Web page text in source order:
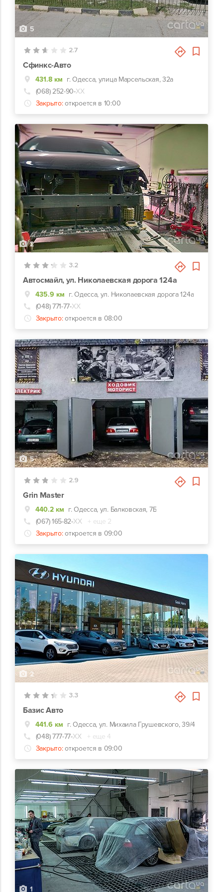
5
2.7
Сфинкс-Авто
431.8 км г. Одесса, улица Марсельская, 32а
(068) 252-90-ХХ
Закрыто: откроется в 10:00
2
3.2
Автосмайл, ул. Николаевская дорога 124а
435.9 км г. Одесса, ул. Николаевская дорога 124а
(048) 771-77-ХХ
Закрыто: откроется в 08:00
5
2.9
Grin Master
440.2 км г. Одесса, ул. Балковская, 7Б
(067) 165-82-ХХ
+ еще 2
Закрыто: откроется в 09:00
2
3.3
Базис Авто
441.6 км г. Одесса, ул. Михаила Грушевского, 39/4
(048) 777-77-ХХ
+ еще 4
Закрыто: откроется в 09:00
1